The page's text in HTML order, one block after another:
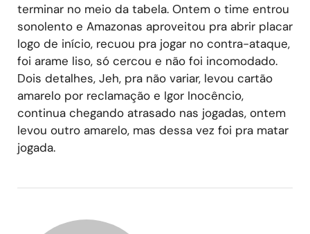
terminar no meio da tabela. Ontem o time entrou
sonolento e Amazonas aproveitou pra abrir placar
logo de início, recuou pra jogar no contra-ataque,
foi arame liso, só cercou e não foi incomodado.
Dois detalhes, Jeh, pra não variar, levou cartão
amarelo por reclamação e Igor Inocêncio,
continua chegando atrasado nas jogadas, ontem
levou outro amarelo, mas dessa vez foi pra matar
jogada.